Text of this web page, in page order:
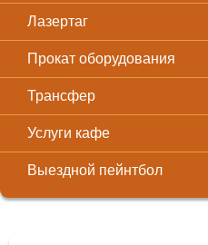
Лазертаг
Прокат оборудования
Трансфер
Услуги кафе
Выездной пейнтбол